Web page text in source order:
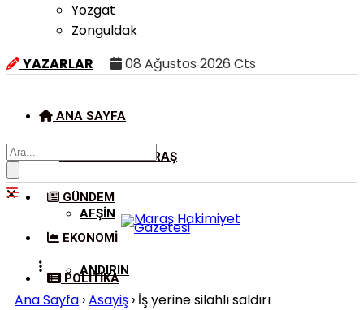
Yozgat
Zonguldak
YAZARLAR
08 Ağustos 2026 Cts
ANA SAYFA
KAHRAMANMARAŞ
AFŞIN
ANDIRIN
GÜNDEM
EKONOMI
POLITIKA
Ana Sayfa ›Asayiş › İş yerine silahlı saldırı